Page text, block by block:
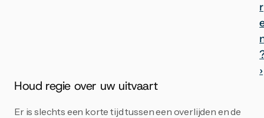
r
›
Houd regie over uw uitvaart
Er is slechts een korte tijd tussen een overlijden en de